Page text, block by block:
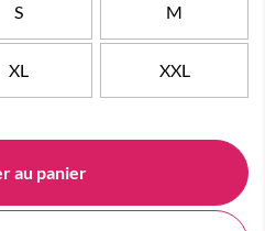
S M
XL XXL
au panier